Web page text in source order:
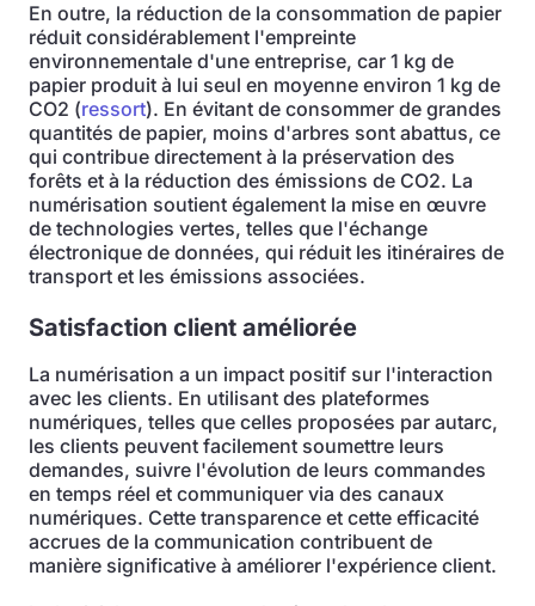
En outre, la réduction de la consommation de papier
réduit considérablement l'empreinte
environnementale d'une entreprise, car 1 kg de
papier produit à lui seul en moyenne environ 1 kg de
CO2 (ressort). En évitant de consommer de grandes
quantités de papier, moins d'arbres sont abattus, ce
qui contribue directement à la préservation des
forêts et à la réduction des émissions de CO2. La
numérisation soutient également la mise en œuvre
de technologies vertes, telles que l'échange
électronique de données, qui réduit les itinéraires de
transport et les émissions associées.
Satisfaction client améliorée
La numérisation a un impact positif sur l'interaction
avec les clients. En utilisant des plateformes
numériques, telles que celles proposées par autarc,
les clients peuvent facilement soumettre leurs
demandes, suivre l'évolution de leurs commandes
en temps réel et communiquer via des canaux
numériques. Cette transparence et cette efficacité
accrues de la communication contribuent de
manière significative à améliorer l'expérience client.